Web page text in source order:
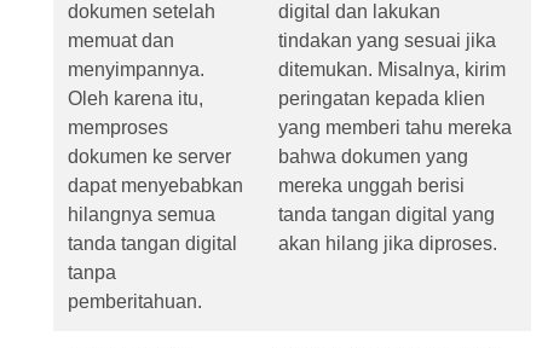
dokumen setelah
memuat dan
menyimpannya.
Oleh karena itu,
memproses
dokumen ke server
dapat menyebabkan
hilangnya semua
tanda tangan digital
tanpa
pemberitahuan.
digital dan lakukan
tindakan yang sesuai jika
ditemukan. Misalnya, kirim
peringatan kepada klien
yang memberi tahu mereka
bahwa dokumen yang
mereka unggah berisi
tanda tangan digital yang
akan hilang jika diproses.